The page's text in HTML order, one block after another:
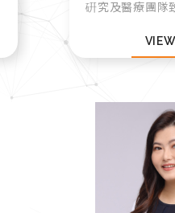
硏究及醫療團隊
and Allo- Tissue